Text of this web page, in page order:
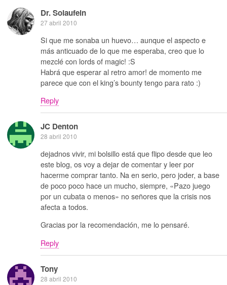
Dr. Solaufein
27 abril 2010
Si que me sonaba un huevo… aunque el aspecto e
más anticuado de lo que me esperaba, creo que lo
mezclé con lords of magic! :S
Habrá que esperar al retro amor! de momento me
parece que con el king’s bounty tengo para rato :)
Reply
JC Denton
28 abril 2010
dejadnos vivir, mi bolsillo está que flipo desde que leo
este blog, os voy a dejar de comentar y leer por
hacerme comprar tanto. Na en serio, pero joder, a base
de poco poco hace un mucho, siempre, «Pazo juego
por un cubata o menos» no señores que la crisis nos
afecta a todos.
Gracias por la recomendación, me lo pensaré.
Reply
Tony
28 abril 2010